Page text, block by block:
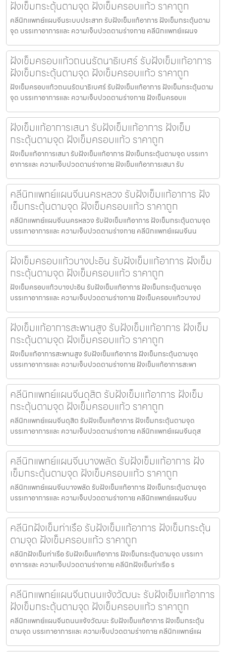
ฝังเข็มกระตุ้นตามจุด ฝังเข็มครอบแก้ว ราคาถูก
คลีนิกแพทย์แผนจีนระบบประสาท รับฝังเข็มแก้อาการ ฝังเข็มกระตุ้นตาม
จุด บรรเทาอาการและ ความเจ็บปวดตามร่างกาย คลีนิกแพทย์แผนจ
ฝังเข็มครอบแก้วถนนรัตนาธิเบศร์ รับฝังเข็มแก้อาการ
ฝังเข็มกระตุ้นตามจุด ฝังเข็มครอบแก้ว ราคาถูก
ฝังเข็มครอบแก้วถนนรัตนาธิเบศร์ รับฝังเข็มแก้อาการ ฝังเข็มกระตุ้นตาม
จุด บรรเทาอาการและ ความเจ็บปวดตามร่างกาย ฝังเข็มครอบแ
ฝังเข็มแก้อาการเสนา รับฝังเข็มแก้อาการ ฝังเข็ม
กระตุ้นตามจุด ฝังเข็มครอบแก้ว ราคาถูก
ฝังเข็มแก้อาการเสนา รับฝังเข็มแก้อาการ ฝังเข็มกระตุ้นตามจุด บรรเทา
อาการและ ความเจ็บปวดตามร่างกาย ฝังเข็มแก้อาการเสนา รับ
คลีนิกแพทย์แผนจีนนครหลวง รับฝังเข็มแก้อาการ ฝัง
เข็มกระตุ้นตามจุด ฝังเข็มครอบแก้ว ราคาถูก
คลีนิกแพทย์แผนจีนนครหลวง รับฝังเข็มแก้อาการ ฝังเข็มกระตุ้นตามจุด
บรรเทาอาการและ ความเจ็บปวดตามร่างกาย คลีนิกแพทย์แผนจีนน
ฝังเข็มครอบแก้วบางปะอิน รับฝังเข็มแก้อาการ ฝังเข็ม
กระตุ้นตามจุด ฝังเข็มครอบแก้ว ราคาถูก
ฝังเข็มครอบแก้วบางปะอิน รับฝังเข็มแก้อาการ ฝังเข็มกระตุ้นตามจุด
บรรเทาอาการและ ความเจ็บปวดตามร่างกาย ฝังเข็มครอบแก้วบางป
ฝังเข็มแก้อาการสะพานสูง รับฝังเข็มแก้อาการ ฝังเข็ม
กระตุ้นตามจุด ฝังเข็มครอบแก้ว ราคาถูก
ฝังเข็มแก้อาการสะพานสูง รับฝังเข็มแก้อาการ ฝังเข็มกระตุ้นตามจุด
บรรเทาอาการและ ความเจ็บปวดตามร่างกาย ฝังเข็มแก้อาการสะพา
คลีนิกแพทย์แผนจีนดุสิต รับฝังเข็มแก้อาการ ฝังเข็ม
กระตุ้นตามจุด ฝังเข็มครอบแก้ว ราคาถูก
คลีนิกแพทย์แผนจีนดุสิต รับฝังเข็มแก้อาการ ฝังเข็มกระตุ้นตามจุด
บรรเทาอาการและ ความเจ็บปวดตามร่างกาย คลีนิกแพทย์แผนจีนดุส
คลีนิกแพทย์แผนจีนบางพลัด รับฝังเข็มแก้อาการ ฝัง
เข็มกระตุ้นตามจุด ฝังเข็มครอบแก้ว ราคาถูก
คลีนิกแพทย์แผนจีนบางพลัด รับฝังเข็มแก้อาการ ฝังเข็มกระตุ้นตามจุด
บรรเทาอาการและ ความเจ็บปวดตามร่างกาย คลีนิกแพทย์แผนจีนบ
คลีนิกฝังเข็มท่าเรือ รับฝังเข็มแก้อาการ ฝังเข็มกระตุ้น
ตามจุด ฝังเข็มครอบแก้ว ราคาถูก
คลีนิกฝังเข็มท่าเรือ รับฝังเข็มแก้อาการ ฝังเข็มกระตุ้นตามจุด บรรเทา
อาการและ ความเจ็บปวดตามร่างกาย คลีนิกฝังเข็มท่าเรือ ร
คลีนิกแพทย์แผนจีนถนนแจ้งวัฒนะ รับฝังเข็มแก้อาการ
ฝังเข็มกระตุ้นตามจุด ฝังเข็มครอบแก้ว ราคาถูก
คลีนิกแพทย์แผนจีนถนนแจ้งวัฒนะ รับฝังเข็มแก้อาการ ฝังเข็มกระตุ้น
ตามจุด บรรเทาอาการและ ความเจ็บปวดตามร่างกาย คลีนิกแพทย์แผ